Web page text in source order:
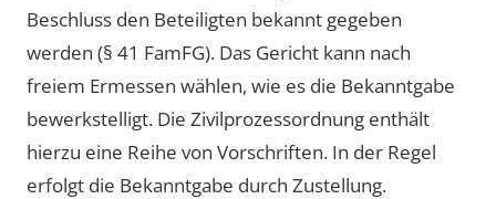
Beschluss den Beteiligten bekannt gegeben
werden (§ 41 FamFG). Das Gericht kann nach
freiem Ermessen wählen, wie es die Bekanntgabe
bewerkstelligt. Die Zivilprozessordnung enthält
hierzu eine Reihe von Vorschriften. In der Regel
erfolgt die Bekanntgabe durch Zustellung.